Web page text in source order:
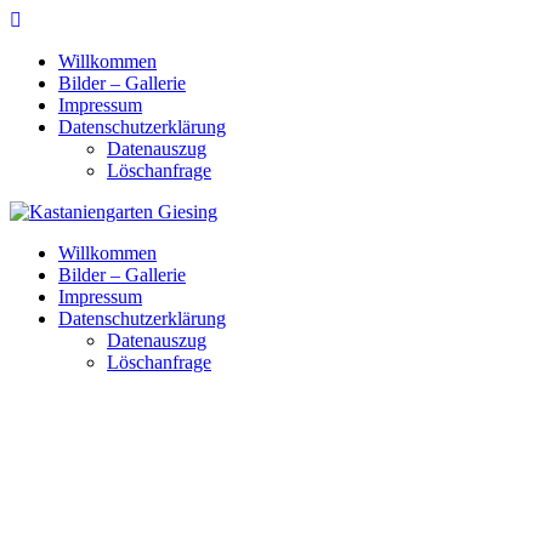
Skip
contentWillkommen
Bilder – Gallerie
Impressum
Datenschutzerklärung
Datenauszug
Löschanfrage
Willkommen
Bilder – Gallerie
Impressum
Datenschutzerklärung
Datenauszug
Löschanfrage